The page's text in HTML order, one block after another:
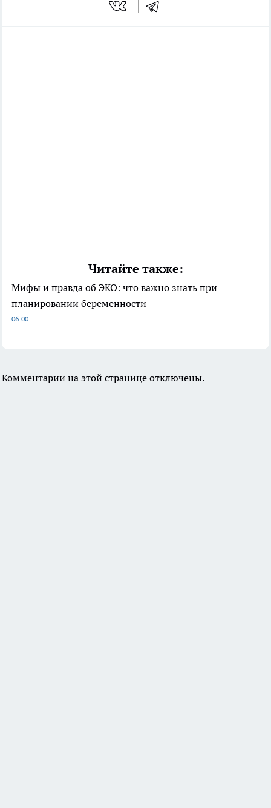
Читайте также:
Мифы и правда об ЭКО: что важно знать при
планировании беременности
06:00
Комментарии на этой странице отключены.